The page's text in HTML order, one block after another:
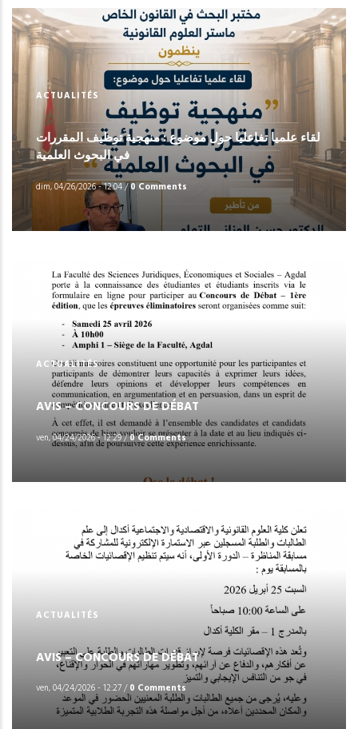
ACTUALITÉS
لقاء علميا تفاعليا حول موضوع : منهجية توظيف المقررات
في البحوث العلمية
dim, 04/26/2026 - 12:04/0 Comments
ACTUALITÉS
AVIS – CONCOURS DE DÉBAT
ven, 04/24/2026 - 12:29/0 Comments
ACTUALITÉS
AVIS – CONCOURS DE DÉBAT
ven, 04/24/2026 - 12:27/0 Comments